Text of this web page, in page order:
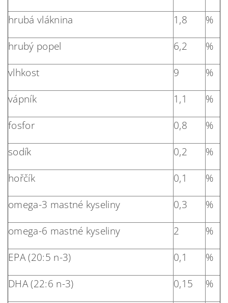
hrubá vláknina 1,8 %
hrubý popel 6,2 %
vlhkost 9 %
vápník 1,1 %
fosfor 0,8 %
sodík 0,2 %
hořčík 0,1 %
omega-3 mastné kyseliny 0,3 %
omega-6 mastné kyseliny 2 %
EPA (20:5 n-3) 0,1 %
DHA (22:6 n-3) 0,15 %